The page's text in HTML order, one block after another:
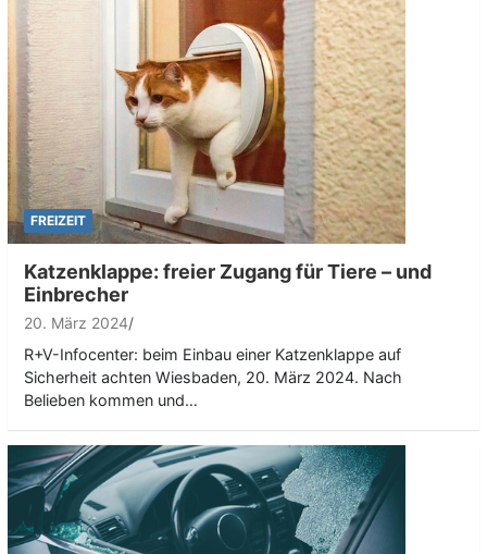
FREIZEIT
Katzenklappe: freier Zugang für Tiere – und
Einbrecher
20. März 2024
R+V-Infocenter: beim Einbau einer Katzenklappe auf
Sicherheit achten Wiesbaden, 20. März 2024. Nach
Belieben kommen und…